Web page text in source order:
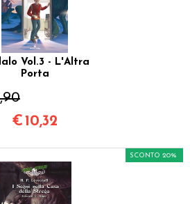
Vol.3 - L'Altra
Porta
€ 10,32
SCONTO 20%